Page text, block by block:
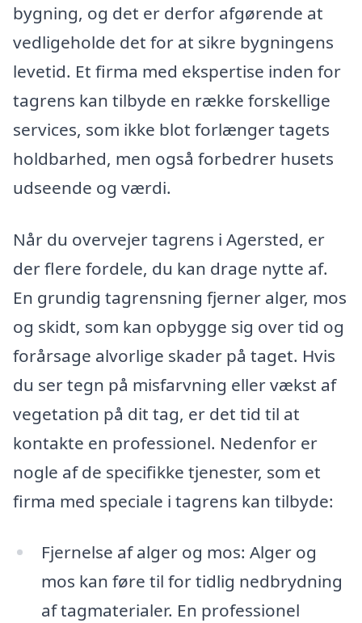
bygning, og det er derfor afgørende at
vedligeholde det for at sikre bygningens
levetid. Et firma med ekspertise inden for
tagrens kan tilbyde en række forskellige
services, som ikke blot forlænger tagets
holdbarhed, men også forbedrer husets
udseende og værdi.
Når du overvejer tagrens i Agersted, er
der flere fordele, du kan drage nytte af.
En grundig tagrensning fjerner alger, mos
og skidt, som kan opbygge sig over tid og
forårsage alvorlige skader på taget. Hvis
du ser tegn på misfarvning eller vækst af
vegetation på dit tag, er det tid til at
kontakte en professionel. Nedenfor er
nogle af de specifikke tjenester, som et
firma med speciale i tagrens kan tilbyde:
Fjernelse af alger og mos: Alger og
mos kan føre til for tidlig nedbrydning
af tagmaterialer. En professionel